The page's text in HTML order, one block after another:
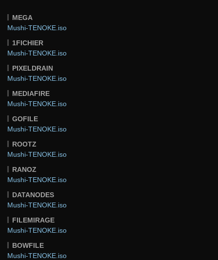
MEGA
Mushi-TENOKE.iso
1FICHIER
Mushi-TENOKE.iso
PIXELDRAIN
Mushi-TENOKE.iso
MEDIAFIRE
Mushi-TENOKE.iso
GOFILE
Mushi-TENOKE.iso
ROOTZ
Mushi-TENOKE.iso
RANOZ
Mushi-TENOKE.iso
DATANODES
Mushi-TENOKE.iso
FILEMIRAGE
Mushi-TENOKE.iso
BOWFILE
Mushi-TENOKE.iso